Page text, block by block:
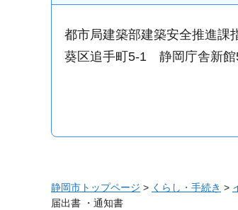
都市局建築部建築安全推進課
葵区追手町5-1 静岡庁舎新館
静岡市トップページ > くらし・手続き >
届出書 ・通知書